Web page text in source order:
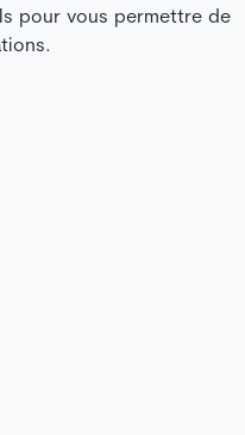
pour vous permettre de